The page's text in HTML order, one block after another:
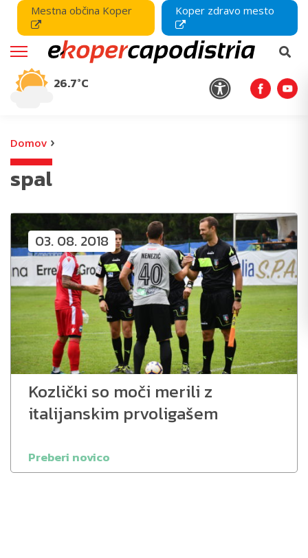
Mestna občina Koper Koper zdravo mesto
26.7°C
Domov ›
spal
03. 08. 2018
Kozlički so moči merili z
italijanskim prvoligašem
Preberi novico